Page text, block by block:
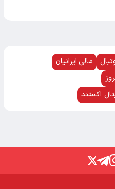
مالی ایرانیان
اکستند